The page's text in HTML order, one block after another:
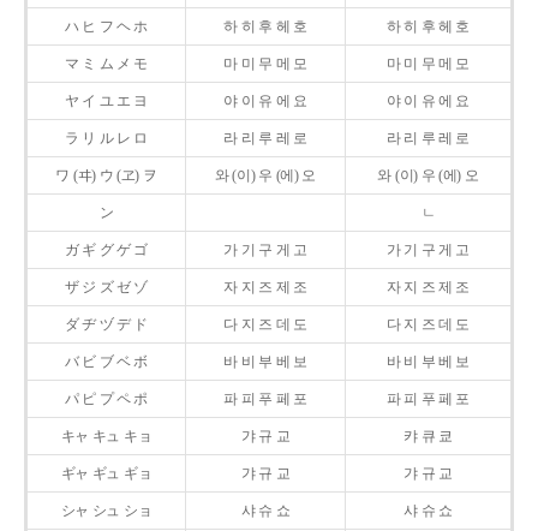
ハ ヒ フ ヘ ホ 하 히 후 헤 호 하 히 후 헤 호
マ ミ ム メ モ 마 미 무 메 모 마 미 무 메 모
ヤ イ ユ エ ヨ 야 이 유 에 요 야 이 유 에 요
ラ リ ル レ ロ 라 리 루 레 로 라 리 루 레 로
ワ (ヰ) ウ (ヱ) ヲ 와 (이) 우 (에) 오 와 (이) 우 (에) 오
ン ㄴ
ガ ギ グ ゲ ゴ 가 기 구 게 고 가 기 구 게 고
ザ ジ ズ ゼ ゾ 자 지 즈 제 조 자 지 즈 제 조
ダ ヂ ヅ デ ド 다 지 즈 데 도 다 지 즈 데 도
バ ビ ブ ベ ボ 바 비 부 베 보 바 비 부 베 보
パ ピ プ ペ ポ 파 피 푸 페 포 파 피 푸 페 포
キャ キュ キョ 갸 규 교 캬 큐 쿄
ギャ ギュ ギョ 갸 규 교 갸 규 교
シャ シュ ショ 샤 슈 쇼 샤 슈 쇼